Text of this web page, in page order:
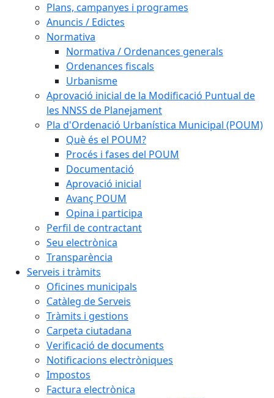
Plans, campanyes i programes
Anuncis / Edictes
Normativa
Normativa / Ordenances generals
Ordenances fiscals
Urbanisme
Aprovació inicial de la Modificació Puntual de
les NNSS de Planejament
Pla d'Ordenació Urbanística Municipal (POUM)
Què és el POUM?
Procés i fases del POUM
Documentació
Aprovació inicial
Avanç POUM
Opina i participa
Perfil de contractant
Seu electrònica
Transparència
Serveis i tràmits
Oficines municipals
Catàleg de Serveis
Tràmits i gestions
Carpeta ciutadana
Verificació de documents
Notificacions electròniques
Impostos
Factura electrònica